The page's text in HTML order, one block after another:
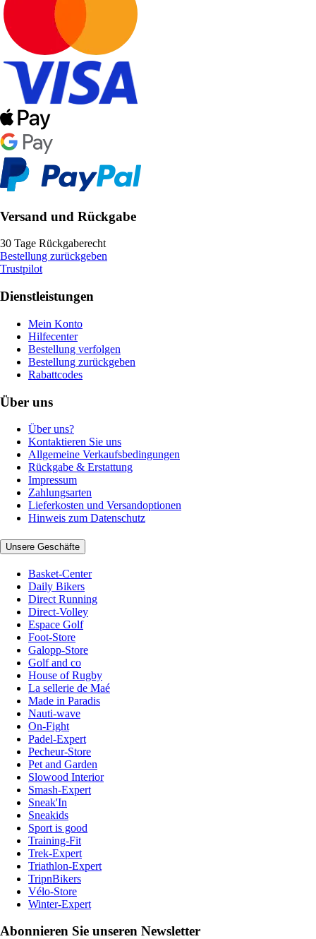
Versand und Rückgabe
30 Tage Rückgaberecht
Bestellung zurückgeben
Trustpilot
Dienstleistungen
Mein Konto
Hilfecenter
Bestellung verfolgen
Bestellung zurückgeben
Rabattcodes
Über uns
Über uns?
Kontaktieren Sie uns
Allgemeine Verkaufsbedingungen
Rückgabe & Erstattung
Impressum
Zahlungsarten
Lieferkosten und Versandoptionen
Hinweis zum Datenschutz
Unsere Geschäfte
Basket-Center
Daily Bikers
Direct Running
Direct-Volley
Espace Golf
Foot-Store
Galopp-Store
Golf and co
House of Rugby
La sellerie de Maé
Made in Paradis
Nauti-wave
On-Fight
Padel-Expert
Pecheur-Store
Pet and Garden
Slowood Interior
Smash-Expert
Sneak'In
Sneakids
Sport is good
Training-Fit
Trek-Expert
Triathlon-Expert
TripnBikers
Vélo-Store
Winter-Expert
Abonnieren Sie unseren Newsletter